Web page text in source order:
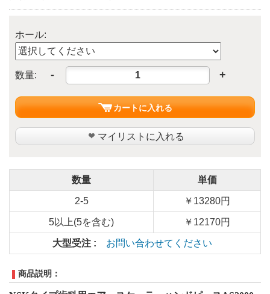
ホール:
数量: - +
カートに入れる
マイリストに入れる
数量 単価
2-5 ￥13280円
5以上(5を含む) ￥12170円
大型受注 : お問い合わせてください
商品説明：